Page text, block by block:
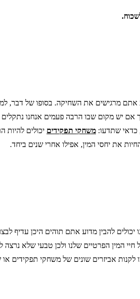
מרגישים את השחיקה. בסופו של דבר,
יש מקום שבו הרבה פעמים אנחנו
כדאי שתדעו: משחקי תפקידים יכולים
את יחסי המין, אפילו אחרי שנים ביחד.
להבין מדוע אתם תוהים היכן עדיף
המין הפרטיים שלנו ולכן טבעי שלא
לקנות אביזרים שונים של משחקי